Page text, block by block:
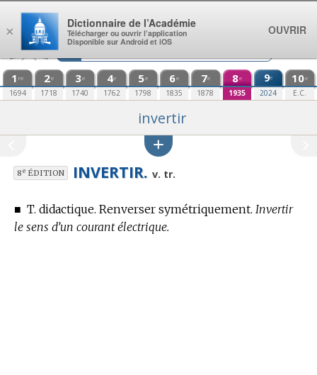
Aller au contenu
1 re
1694
2e
1718
3e
1740
4e
1762
5e
1798
6e
1835
7e
1878
8e
1935
9e
2024
10e
E.C.
invertir
8eÉDITION INVERTIR. v. tr.
■ T. didactique. Renverser symétriquement. Invertir
le sens d’un courant électrique.
×
Dictionnaire de l’Académie
Télécharger ou ouvrir l’application
Disponible sur Android et iOS
OUVRIR